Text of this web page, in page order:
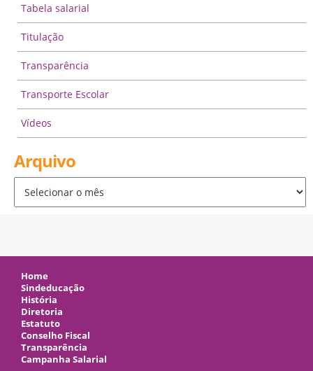
Tabela salarial
Titulação
Transparência
Transporte Escolar
Vídeos
Arquivo
Home
Sindeducação
História
Diretoria
Estatuto
Conselho Fiscal
Transparência
Campanha Salarial